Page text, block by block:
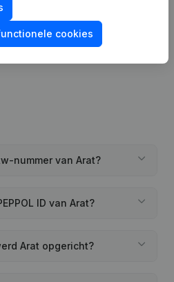
Rubriek Oprichting (Nieuwe
Opening Bijkantoor,
nummer van Arat?
ID van Arat?
Arat opgericht?
cookies